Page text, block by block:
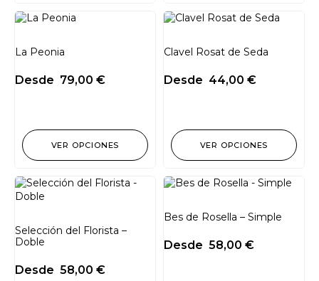
La Peonia
Desde 79,00 €
VER OPCIONES
Clavel Rosat de Seda
Desde 44,00 €
VER OPCIONES
Selección del Florista –
Doble
Desde 58,00 €
Bes de Rosella – Simple
Desde 58,00 €